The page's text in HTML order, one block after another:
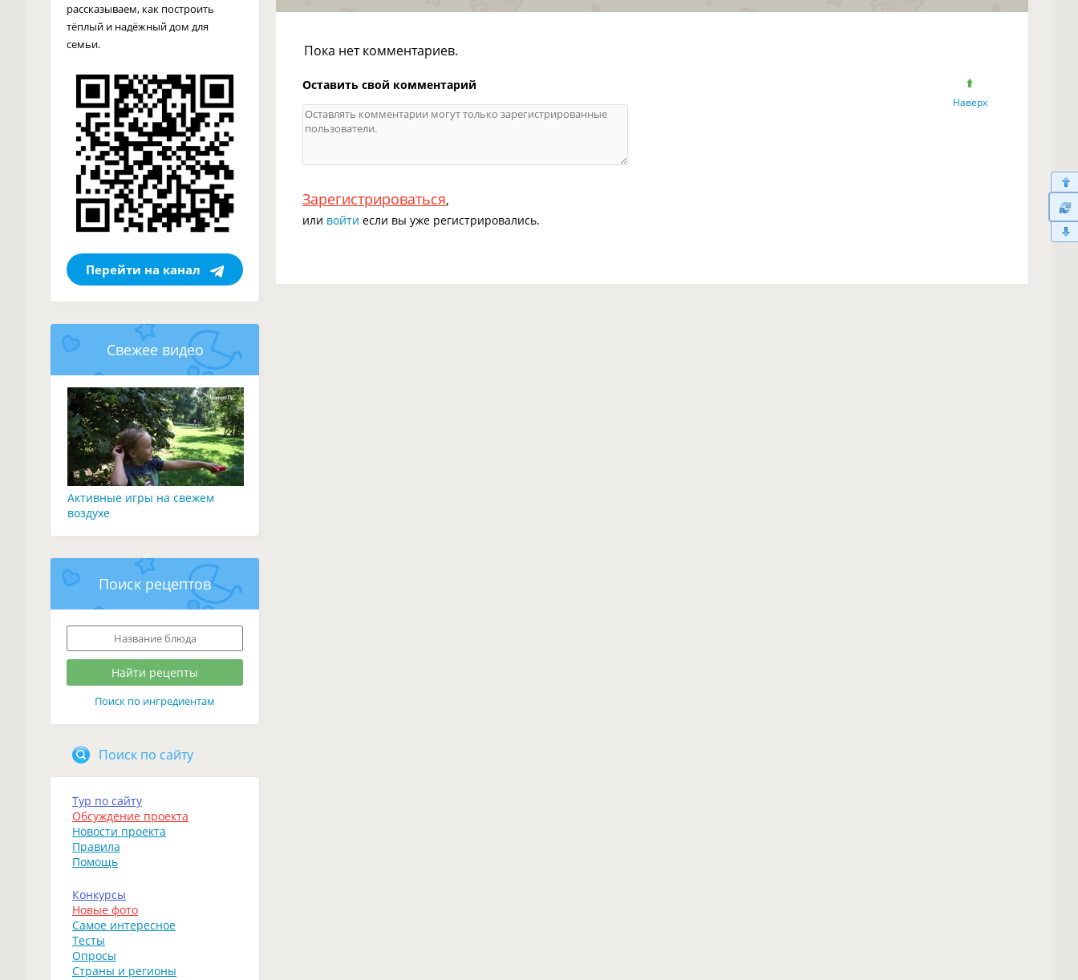
Пока нет комментариев.
Наверх
Оставить свой комментарий
Зарегистрироваться,
или войти если вы уже регистрировались.
рассказываем, как построить
тёплый и надёжный дом для
семьи.
Перейти на канал
Свежее видео
Активные игры на свежем
воздухе
Поиск рецептов
Поиск по ингредиентам
Поиск по сайту
Тур по сайту
Обсуждение проекта
Новости проекта
Правила
Помощь
Конкурсы
Новые фото
Самое интересное
Тесты
Опросы
Страны и регионы